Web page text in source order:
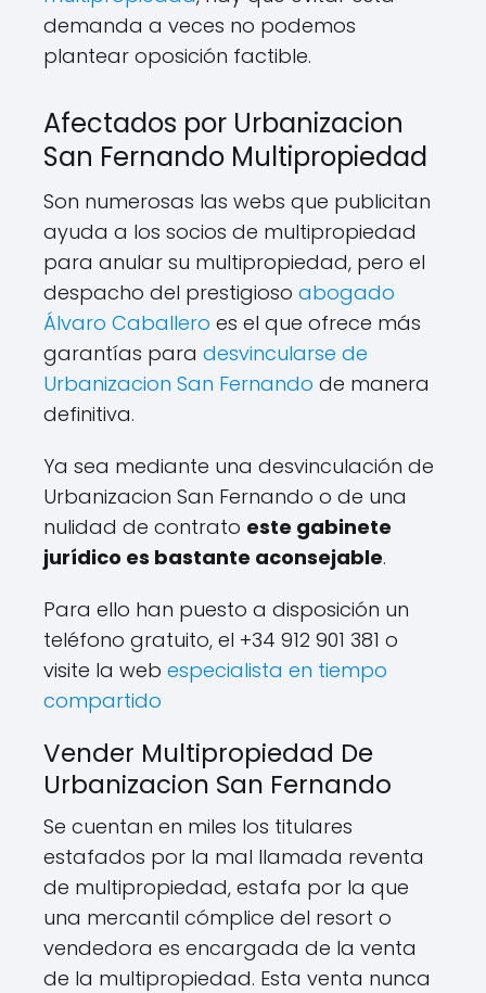
demanda a veces no podemos
plantear oposición factible.
Afectados por Urbanizacion
San Fernando Multipropiedad
Son numerosas las webs que publicitan
ayuda a los socios de multipropiedad
para anular su multipropiedad, pero el
despacho del prestigioso abogado
Álvaro Caballero es el que ofrece más
garantías para desvincularse de
Urbanizacion San Fernando de manera
definitiva.
Ya sea mediante una desvinculación de
Urbanizacion San Fernando o de una
nulidad de contrato este gabinete
jurídico es bastante aconsejable.
Para ello han puesto a disposición un
teléfono gratuito, el +34 912 901 381 o
visite la web especialista en tiempo
compartido
Vender Multipropiedad De
Urbanizacion San Fernando
Se cuentan en miles los titulares
estafados por la mal llamada reventa
de multipropiedad, estafa por la que
una mercantil cómplice del resort o
vendedora es encargada de la venta
de la multipropiedad. Esta venta nunca